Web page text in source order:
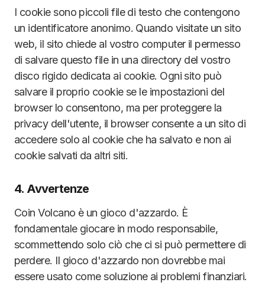
I cookie sono piccoli file di testo che contengono
un identificatore anonimo. Quando visitate un sito
web, il sito chiede al vostro computer il permesso
di salvare questo file in una directory del vostro
disco rigido dedicata ai cookie. Ogni sito può
salvare il proprio cookie se le impostazioni del
browser lo consentono, ma per proteggere la
privacy dell'utente, il browser consente a un sito di
accedere solo al cookie che ha salvato e non ai
cookie salvati da altri siti.
4. Avvertenze
Coin Volcano è un gioco d'azzardo. È
fondamentale giocare in modo responsabile,
scommettendo solo ciò che ci si può permettere di
perdere. Il gioco d'azzardo non dovrebbe mai
essere usato come soluzione ai problemi finanziari.